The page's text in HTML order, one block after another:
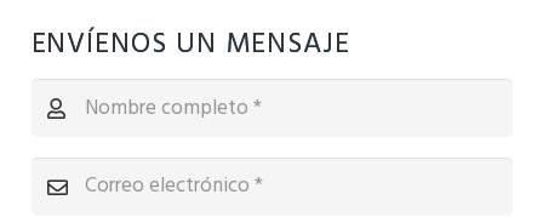
ENVÍENOS UN MENSAJE